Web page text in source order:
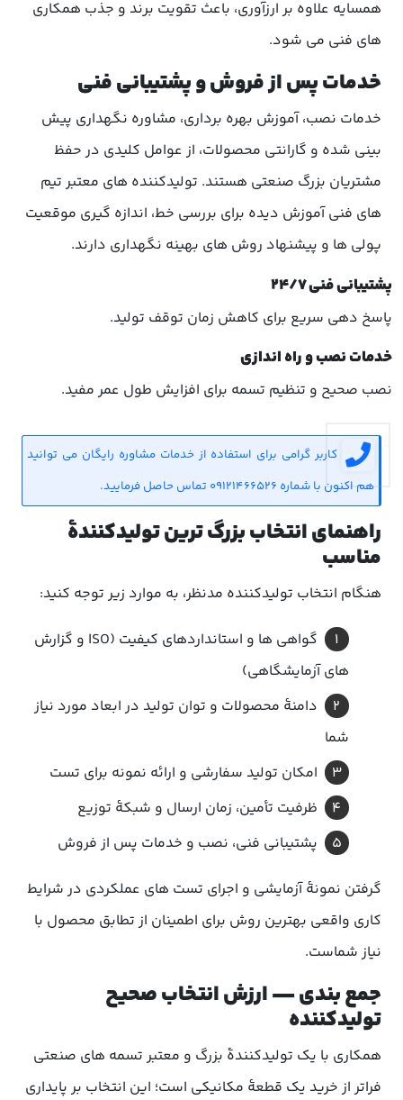
همسایه علاوه بر ارزآوری، باعث تقویت برند و جذب همکاری
های فنی می شود.
خدمات پس از فروش و پشتیبانی فنی
خدمات نصب، آموزش بهره برداری، مشاوره نگهداری پیش
بینی شده و گارانتی محصولات، از عوامل کلیدی در حفظ
مشتریان بزرگ صنعتی هستند. تولیدکننده های معتبر تیم
های فنی آموزش دیده برای بررسی خط، اندازه گیری موقعیت
پولی ها و پیشنهاد روش های بهینه نگهداری دارند.
پشتیبانی فنی ۲۴/۷
پاسخ دهی سریع برای کاهش زمان توقف تولید.
خدمات نصب و راه اندازی
نصب صحیح و تنظیم تسمه برای افزایش طول عمر مفید.
کاربر گرامی برای استفاده از خدمات مشاوره رایگان می توانید
هم اکنون با شماره 09121466526 تماس حاصل فرمایید.
راهنمای انتخاب بزرگ ترین تولیدکنندهٔ
مناسب
هنگام انتخاب تولیدکننده مدنظر، به موارد زیر توجه کنید:
گواهی ها و استانداردهای کیفیت (ISO و گزارش
های آزمایشگاهی)
دامنهٔ محصولات و توان تولید در ابعاد مورد نیاز
شما
امکان تولید سفارشی و ارائه نمونه برای تست
ظرفیت تأمین، زمان ارسال و شبکهٔ توزیع
پشتیبانی فنی، نصب و خدمات پس از فروش
گرفتن نمونهٔ آزمایشی و اجرای تست های عملکردی در شرایط
کاری واقعی بهترین روش برای اطمینان از تطابق محصول با
نیاز شماست.
جمع بندی — ارزش انتخاب صحیح
تولیدکننده
همکاری با یک تولیدکنندهٔ بزرگ و معتبر تسمه های صنعتی
فراتر از خرید یک قطعهٔ مکانیکی است؛ این انتخاب بر پایداری